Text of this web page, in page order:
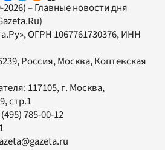
– Главные новости дня
, ОГРН 1067761730376, ИНН
Россия, Москва, Коптевская
117105, г. Москва,
стр.1
785-00-12